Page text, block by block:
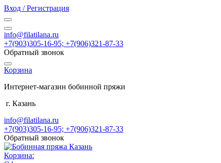
Вход / Регистрация
info@filatilana.ru
+7(903)305-16-95; +7(906)321-87-33
Обратный звонок
Корзина
Интернет-магазин бобинной пряжи
г. Казань
info@filatilana.ru
+7(903)305-16-95; +7(906)321-87-33
Обратный звонок
Корзина: